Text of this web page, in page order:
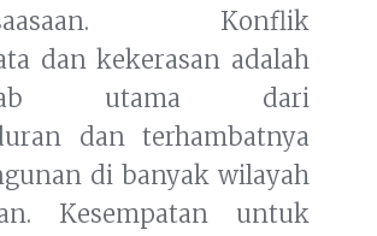
Konflik
dan kekerasan adalah
utama dari
dan terhambatnya
di banyak wilayah
Kesempatan untuk